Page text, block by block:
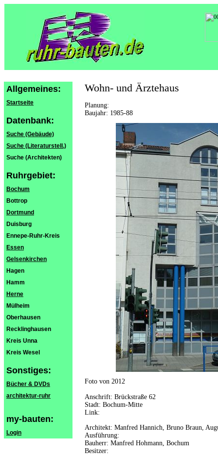
Allgemeines:
Startseite
Datenbank:
Suche (Gebäude)
Suche (Literaturstell.)
Suche (Architekten)
Ruhrgebiet:
Bochum
Bottrop
Dortmund
Duisburg
Ennepe-Ruhr-Kreis
Essen
Gelsenkirchen
Hagen
Hamm
Herne
Mülheim
Oberhausen
Recklinghausen
Kreis Unna
Kreis Wesel
Sonstiges:
Bücher & DVDs
architektur-ruhr
my-bauten:
Login
Wohn- und Ärztehaus
Planung:
Baujahr: 1985-88
Foto von 2012
Anschrift: Brückstraße 62
Stadt: Bochum-Mitte
Link:
Architekt: Manfred Hannich, Bruno Braun,
Ausführung:
Bauherr: Manfred Hohmann, Bochum
Besitzer: